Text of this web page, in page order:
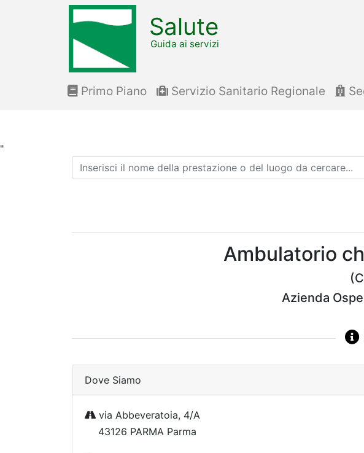
"
Salute
Guida ai servizi
Primo Piano Servizio Sanitario Regionale
Ricerca
Ambulatorio
Azienda
Dove Siamo
via Abbeveratoia, 4/A
43126 PARMA Parma